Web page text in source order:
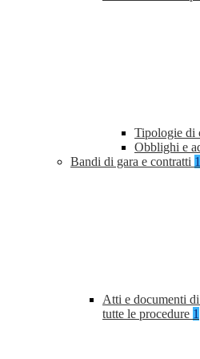
Tipologie di
Obblighi e
Bandi di gara e contratti
Atti e documenti
tutte le procedure 1